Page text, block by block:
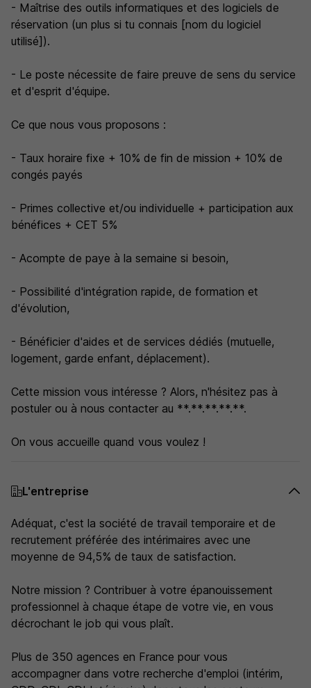
- Maîtrise des outils informatiques et des logiciels de
réservation (un plus si tu connais [nom du logiciel
utilisé]).
- Le poste nécessite de faire preuve de sens du service
et d'esprit d'équipe.
Ce que nous vous proposons :
- Taux horaire fixe + 10% de fin de mission + 10% de
congés payés
- Primes collective et/ou individuelle + participation aux
bénéfices + CET 5%
- Acompte de paye à la semaine si besoin,
- Possibilité d'intégration rapide, de formation et
d'évolution,
- Bénéficier d'aides et de services dédiés (mutuelle,
logement, garde enfant, déplacement).
Cette mission vous intéresse ? Alors, n'hésitez pas à
postuler ou à nous contacter au **.**.**.**.**.
On vous accueille quand vous voulez !
L'entreprise
Adéquat, c'est la société de travail temporaire et de
recrutement préférée des intérimaires avec une
moyenne de 94,5% de taux de satisfaction.
Notre mission ? Contribuer à votre épanouissement
professionnel à chaque étape de votre vie, en vous
décrochant le job qui vous plaît.
Plus de 350 agences en France pour vous
accompagner dans votre recherche d'emploi (intérim,